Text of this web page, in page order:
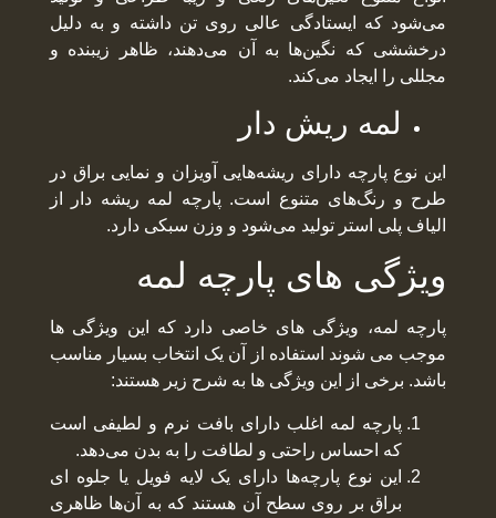
می‌شود که ایستادگی عالی روی تن داشته و به دلیل
درخششی که نگین‌ها به آن می‌دهند، ظاهر زیبنده و
مجللی را ایجاد می‌کند.
لمه ریش دار
این نوع پارچه دارای ریشه‌هایی آویزان و نمایی براق در
طرح و رنگ‌های متنوع است. پارچه لمه ریشه دار از
الیاف پلی استر تولید می‌شود و وزن سبکی دارد.
ویژگی های پارچه لمه
پارچه لمه، ویژگی های خاصی دارد که این ویژگی ها
موجب می شوند استفاده از آن یک انتخاب بسیار مناسب
باشد. برخی از این ویژگی ها به شرح زیر هستند:
پارچه لمه اغلب دارای بافت نرم و لطیفی است
که احساس راحتی و لطافت را به بدن می‌دهد.
این نوع پارچه‌ها دارای یک لایه فویل یا جلوه‌ ای
براق بر روی سطح آن‌ هستند که به آن‌ها ظاهری